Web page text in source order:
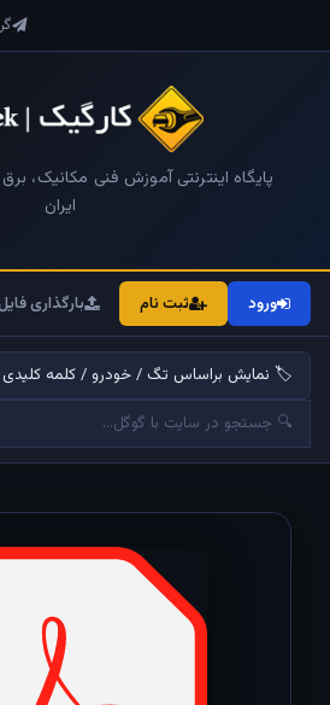
پایگاه اینترنتی آموزش فنی مکانیک،
ایران
ورود ثبت نام بارگذاری